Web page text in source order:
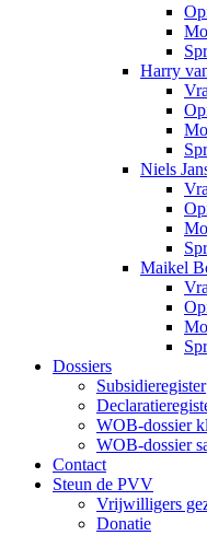
Harry
Niels
Maikel
Dossiers
Subsidieregister
WOB-dossier
WOB-dossier
Contact
Steun de PVV
Vrijwilligers
Donatie